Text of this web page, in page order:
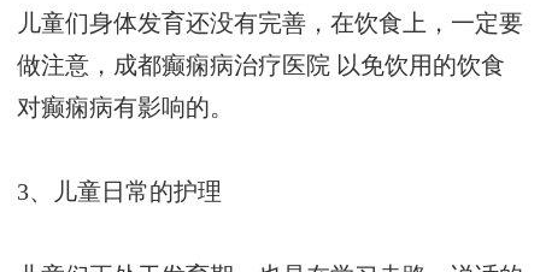
儿童们身体发育还没有完善，在饮食上，一定要
做注意， 成都癫痫病治疗医院 以免饮用的饮食
对癫痫病有影响的。
3、儿童日常的护理